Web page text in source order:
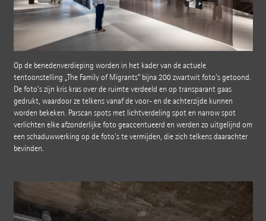
Op de benedenverdieping worden in het kader van de actuele
tentoonstelling „The Family of Migrants” bijna 200 zwartwit foto's getoond.
De foto's zijn kris kras over de ruimte verdeeld en op transparant gaas
gedrukt, waardoor ze telkens vanaf de voor- en de achterzijde kunnen
worden bekeken. Parscan spots met lichtverdeling spot en narrow spot
verlichten elke afzonderlijke foto geaccentueerd en werden zo uitgelijnd om
een schaduwwerking op de foto's te vermijden, die zich telkens daarachter
bevinden.